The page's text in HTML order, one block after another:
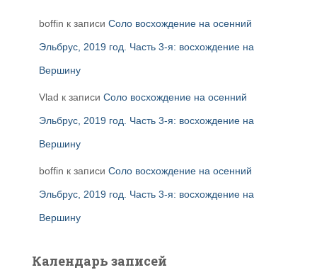
boffin к записи Соло восхождение на осенний
Эльбрус, 2019 год. Часть 3-я: восхождение на
Вершину
Vlad к записи Соло восхождение на осенний
Эльбрус, 2019 год. Часть 3-я: восхождение на
Вершину
boffin к записи Соло восхождение на осенний
Эльбрус, 2019 год. Часть 3-я: восхождение на
Вершину
Календарь записей